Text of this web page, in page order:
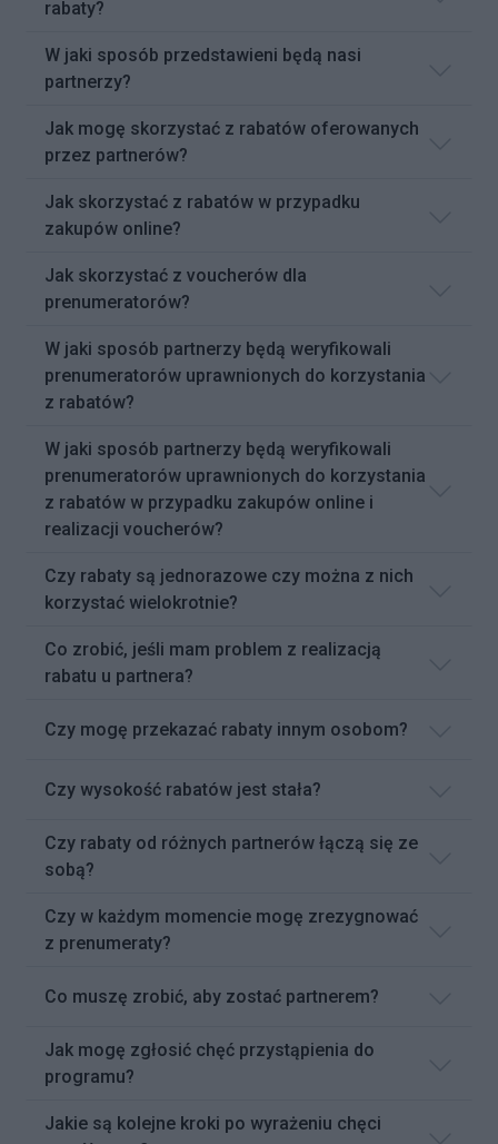
rabaty?
W jaki sposób przedstawieni będą nasi
partnerzy?
Jak mogę skorzystać z rabatów oferowanych
przez partnerów?
Jak skorzystać z rabatów w przypadku
zakupów online?
Jak skorzystać z voucherów dla
prenumeratorów?
W jaki sposób partnerzy będą weryfikowali
prenumeratorów uprawnionych do korzystania
z rabatów?
W jaki sposób partnerzy będą weryfikowali
prenumeratorów uprawnionych do korzystania
z rabatów w przypadku zakupów online i
realizacji voucherów?
Czy rabaty są jednorazowe czy można z nich
korzystać wielokrotnie?
Co zrobić, jeśli mam problem z realizacją
rabatu u partnera?
Czy mogę przekazać rabaty innym osobom?
Czy wysokość rabatów jest stała?
Czy rabaty od różnych partnerów łączą się ze
sobą?
Czy w każdym momencie mogę zrezygnować
z prenumeraty?
Co muszę zrobić, aby zostać partnerem?
Jak mogę zgłosić chęć przystąpienia do
programu?
Jakie są kolejne kroki po wyrażeniu chęci